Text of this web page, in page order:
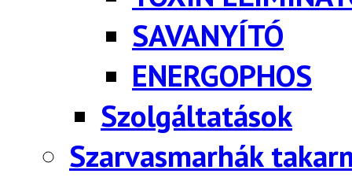
SAVANYÍTÓ
ENERGOPHOS
Szolgáltatások
Szarvasmarhák